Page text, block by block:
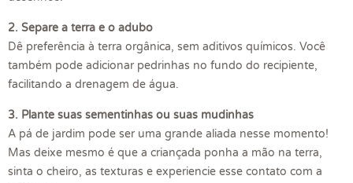
2. Separe a terra e o adubo
Dê preferência à terra orgânica, sem aditivos químicos. Você
também pode adicionar pedrinhas no fundo do recipiente,
facilitando a drenagem de água.
3. Plante suas sementinhas ou suas mudinhas
A pá de jardim pode ser uma grande aliada nesse momento!
Mas deixe mesmo é que a criançada ponha a mão na terra,
sinta o cheiro, as texturas e experiencie esse contato com a